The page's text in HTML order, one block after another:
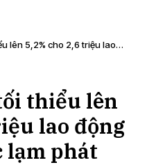
lên 5,2% cho 2,6 triệu lao
thiểu lên
lao động
lạm phát